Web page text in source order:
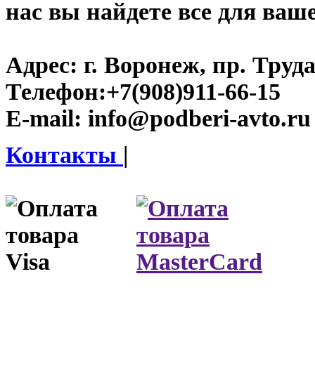
нас вы найдете все для
Адрес: г. Воронеж, пр.
Телефон:+7(908)911-66-15
E-mail: info@podberi-avto.ru
Контакты |